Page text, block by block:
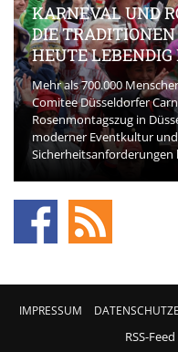
KARNEVAL UND
DIE
HEUTE
Mehr als 700.000
Comitee Düsseldorfer
Rosenmontagszug in
moderner Eventkultur
Sicherheitsanforderungen
IMPRESSUM
RSS-Feed